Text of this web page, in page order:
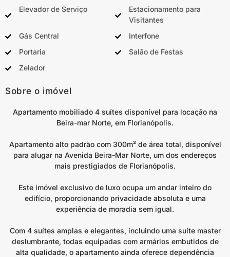
Elevador de Serviço
Estacionamento para
Visitantes
Gás Central
Interfone
Portaria
Salão de Festas
Zelador
Sobre o imóvel
Apartamento mobiliado 4 suítes disponível para locação na
Beira-mar Norte, em Florianópolis.
Apartamento alto padrão com 300m² de área total, disponível
para alugar na Avenida Beira-Mar Norte, um dos endereços
mais prestigiados de Florianópolis.
Este imóvel exclusivo de luxo ocupa um andar inteiro do
edifício, proporcionando privacidade absoluta e uma
experiência de moradia sem igual.
Com 4 suítes amplas e elegantes, incluindo uma suíte master
deslumbrante, todas equipadas com armários embutidos de
alta qualidade, o apartamento ainda oferece dependência